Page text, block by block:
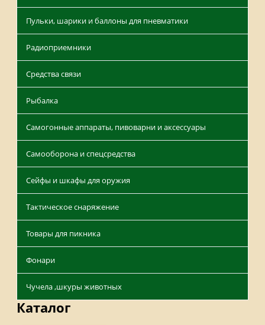
Пульки, шарики и баллоны для пневматики
Радиоприемники
Средства связи
Рыбалка
Самогонные аппараты, пивоварни и аксессуары
Самооборона и спецсредства
Сейфы и шкафы для оружия
Тактическое снаряжение
Товары для пикника
Фонари
Чучела ,шкуры животных
Каталог